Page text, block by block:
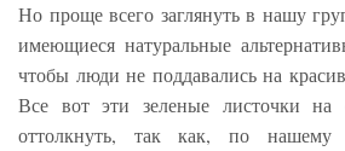
Но проще всего заглянуть в нашу
имеющиеся натуральные
чтобы люди не поддавались на
Все вот эти зеленые листочки
оттолкнуть, так как, по